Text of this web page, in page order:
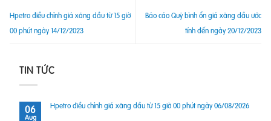
TIN TỨC
06
Aug
Hpetro điều chỉnh giá xăng dầu từ 15 giờ 00 phút ngày 06/08/2026
Hpetro điều chỉnh giá xăng dầu từ 15 giờ
00 phút ngày 14/12/2023
Báo cáo Quỹ bình ổn giá xăng dầu ước
tính đến ngày 20/12/2023